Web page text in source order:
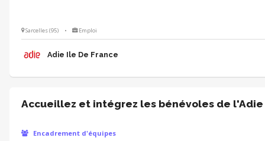
Sarcelles (95) • Emploi
Adie Ile De France
Accueillez et intégrez les bénévoles de l'Adie
Encadrement d'équipes